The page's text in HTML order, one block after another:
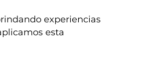
experiencias
esta